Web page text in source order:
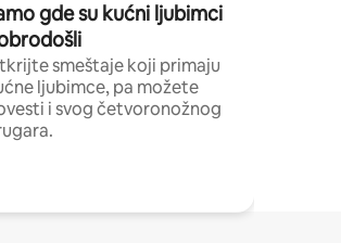
gde su kućni ljubimci
smeštaje koji primaju
ljubimce, pa možete
i svog četvoronožnog